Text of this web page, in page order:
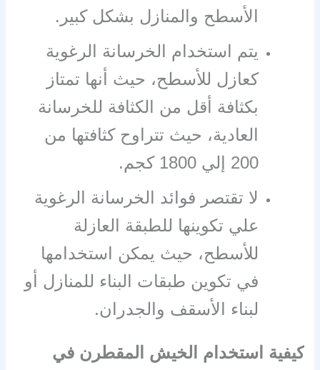
الأسطح والمنازل بشكل كبير.
يتم استخدام الخرسانة الرغوية
كعازل للأسطح، حيث أنها تمتاز
بكثافة أقل من الكثافة للخرسانة
العادية، حيث تتراوح كثافتها من
200 إلي 1800 كجم.
لا تقتصر فوائد الخرسانة الرغوية
علي تكوينها للطبقة العازلة
للأسطح، حيث يمكن استخدامها
في تكوين طبقات البناء للمنازل أو
لبناء الأسقف والجدران.
كيفية استخدام الخيش المقطرن في